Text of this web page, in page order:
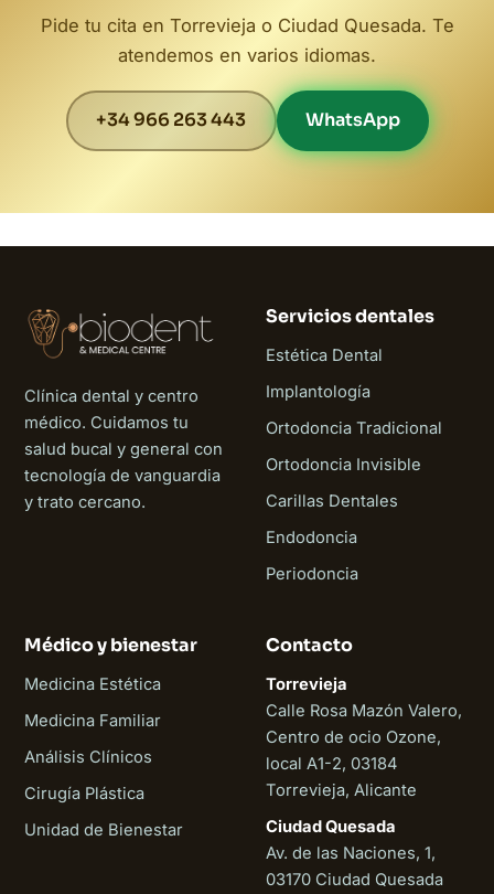
Pide tu cita en Torrevieja o Ciudad Quesada. Te
atendemos en varios idiomas.
+34 966 263 443 WhatsApp
Clínica dental y centro
médico. Cuidamos tu
salud bucal y general con
tecnología de vanguardia
y trato cercano.
Servicios dentales
Estética Dental
Implantología
Ortodoncia Tradicional
Ortodoncia Invisible
Carillas Dentales
Endodoncia
Periodoncia
Médico y bienestar
Medicina Estética
Medicina Familiar
Análisis Clínicos
Cirugía Plástica
Unidad de Bienestar
Contacto
Torrevieja
Calle Rosa Mazón Valero,
Centro de ocio Ozone,
local A1-2, 03184
Torrevieja, Alicante
Ciudad Quesada
Av. de las Naciones, 1,
03170 Ciudad Quesada